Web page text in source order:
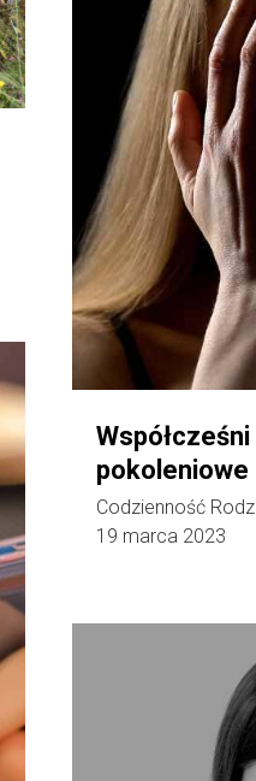
pokoleniowe
Codzienność
19 marca 2023